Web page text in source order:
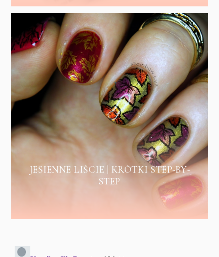
JESIENNE LIŚCIE | KRÓTKI STEP-BY-
STEP